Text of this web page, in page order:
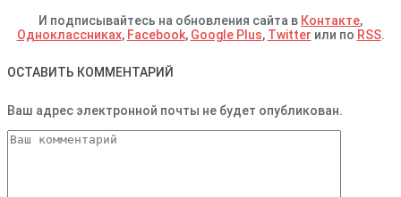
И подписывайтесь на обновления сайта в Контакте,
Одноклассниках, Facebook, Google Plus, Twitter или по RSS.
ОСТАВИТЬ КОММЕНТАРИЙ
Ваш адрес электронной почты не будет опубликован.